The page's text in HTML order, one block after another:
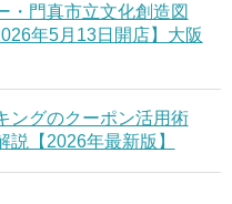
・門真市立文化創造図
年5月13日開店】大阪
ングのクーポン活用術
説【2026年最新版】